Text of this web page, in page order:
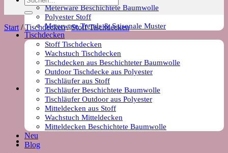
Meterware Beschichtete Baumwolle
Polyester Stoff
Meterware Trends & Saisonale Muster
Tischdecken
Stoff Tischdecken
Wachstuch Tischdecken
Tischdecken aus Beschichteter Baumwolle
Outdoor Tischdecke aus Polyester
Tischläufer aus Stoff
Tischläufer Beschichtete Baumwolle
Tischläufer Outdoor aus Polyester
Mitteldecken aus Stoff
Wachstuch Mitteldecken
Mitteldecken Beschichtete Baumwolle
Neu
Blog
nach:
Start / Tischdecken / Stoff Tischdecken